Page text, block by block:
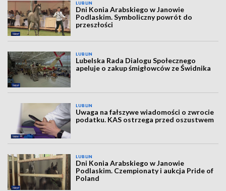
LUBLIN
Dni Konia Arabskiego w Janowie
Podlaskim. Symboliczny powrót do
przeszłości
LUBLIN
Lubelska Rada Dialogu Społecznego
apeluje o zakup śmigłowców ze Świdnika
LUBLIN
Uwaga na fałszywe wiadomości o zwrocie
podatku. KAS ostrzega przed oszustwem
LUBLIN
Dni Konia Arabskiego w Janowie
Podlaskim. Czempionaty i aukcja Pride of
Poland